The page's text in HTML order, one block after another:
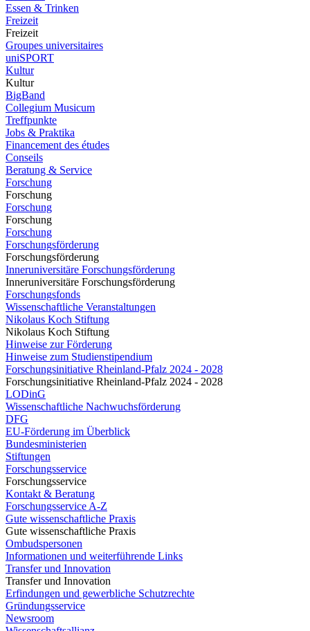
Essen & Trinken
Freizeit
Freizeit
Groupes universitaires
uniSPORT
Kultur
Kultur
BigBand
Collegium Musicum
Treffpunkte
Jobs & Praktika
Financement des études
Conseils
Beratung & Service
Forschung
Forschung
Forschung
Forschung
Forschung
Forschungsförderung
Forschungsförderung
Inneruniversitäre Forschungsförderung
Inneruniversitäre Forschungsförderung
Forschungsfonds
Wissenschaftliche Veranstaltungen
Nikolaus Koch Stiftung
Nikolaus Koch Stiftung
Hinweise zur Förderung
Hinweise zum Studienstipendium
Forschungsinitiative Rheinland-Pfalz 2024 - 2028
Forschungsinitiative Rheinland-Pfalz 2024 - 2028
LODinG
Wissenschaftliche Nachwuchsförderung
DFG
EU-Förderung im Überblick
Bundesministerien
Stiftungen
Forschungsservice
Forschungsservice
Kontakt & Beratung
Forschungsservice A-Z
Gute wissenschaftliche Praxis
Gute wissenschaftliche Praxis
Ombudspersonen
Informationen und weiterführende Links
Transfer und Innovation
Transfer und Innovation
Erfindungen und gewerbliche Schutzrechte
Gründungsservice
Newsroom